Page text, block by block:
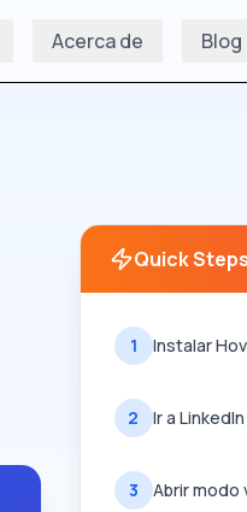
Acerca de Blog
Quick Steps
1 Instalar
2 Ir a
3 Abrir modo